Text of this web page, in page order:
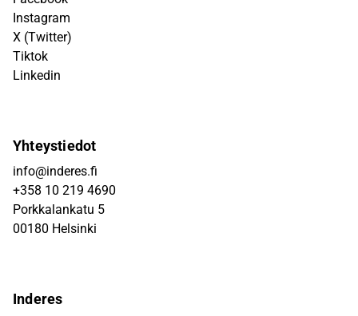
Instagram
X (Twitter)
Tiktok
Linkedin
Yhteystiedot
info@inderes.fi
+358 10 219 4690
Porkkalankatu 5
00180 Helsinki
Inderes